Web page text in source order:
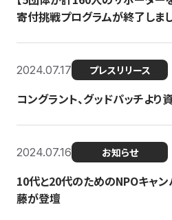
寄付挑戦プログラムが終了しま
2024.07.17 プレスリリース
コングラント、グッドパッチよ
2024.07.16 お知らせ
10代と20代のためのNPOキャ
藤が登壇